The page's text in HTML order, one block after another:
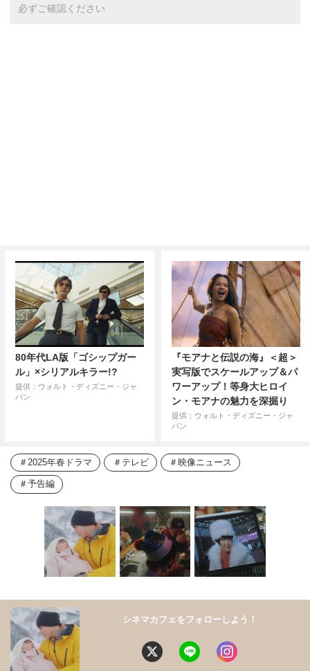
必ずご確認ください
80年代LA版「ゴシップガー
ル」×シリアルキラー!?
提供：ウォルト・ディズニー・ジャ
パン
『モアナと伝説の海』＜超＞
実写版でスケールアップ＆パ
ワーアップ！等身大ヒロイ
ン・モアナの魅力を深掘り
提供：ウォルト・ディズニー・ジャ
パン
2025年春ドラマ テレビ 映像ニュース
予告編
シネマカフェをフォローしよう！